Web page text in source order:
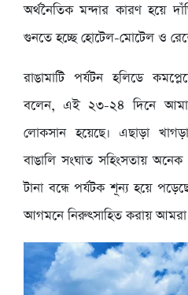
অর্থনৈতিক মন্দার কারণ হয়ে
গুনতে হচ্ছে হোটেল-মোটেল ও
রাঙামাটি পর্যটন হলিডে
বলেন, এই ২৩-২৪ দিনে
লোকসান হয়েছে। এছাড়া
বাঙালি সংঘাত সহিংসতায়
টানা বন্ধে পর্যটক শূন্য হয়ে
আগমনে নিরুৎসাহিত করায় আমরা